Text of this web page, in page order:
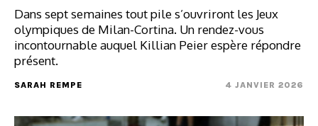
Dans sept semaines tout pile s’ouvriront les Jeux
olympiques de Milan-Cortina. Un rendez-vous
incontournable auquel Killian Peier espère répondre
présent.
SARAH REMPE 4 JANVIER 2026